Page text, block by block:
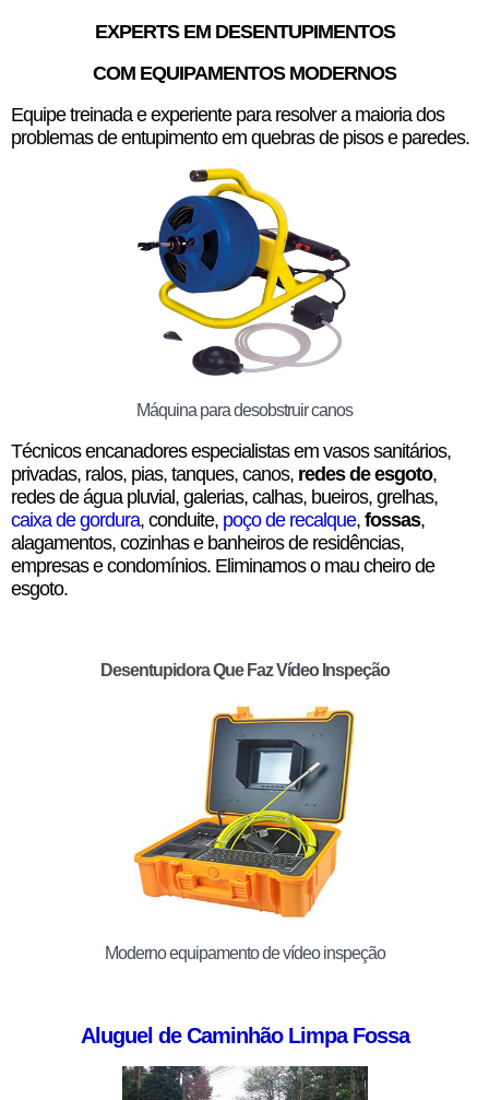
EXPERTS EM DESENTUPIMENTOS
COM EQUIPAMENTOS MODERNOS
Equipe treinada e experiente para resolver a maioria dos
problemas de entupimento em quebras de pisos e paredes.
Máquina para desobstruir canos
Técnicos encanadores especialistas em vasos sanitários,
privadas, ralos, pias, tanques, canos, redes de esgoto,
redes de água pluvial, galerias, calhas, bueiros, grelhas,
caixa de gordura, conduite, poço de recalque, fossas,
alagamentos, cozinhas e banheiros de residências,
empresas e condomínios. Eliminamos o mau cheiro de
esgoto.
Desentupidora Que Faz Vídeo Inspeção
Moderno equipamento de vídeo inspeção
Aluguel de Caminhão Limpa Fossa